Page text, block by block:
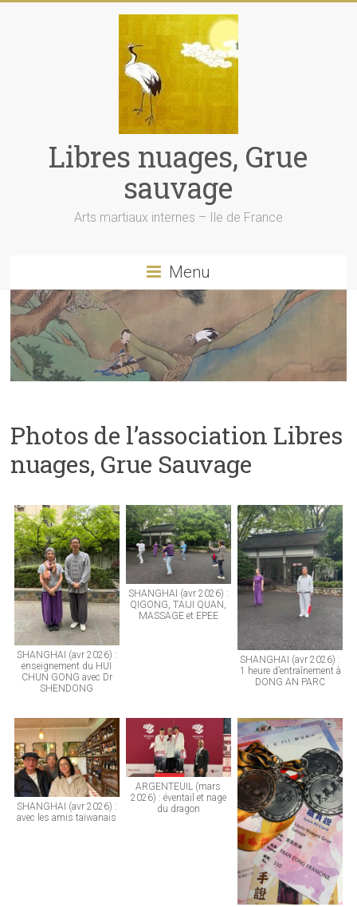
Libres nuages, Grue
sauvage
Arts martiaux internes – Ile de France
Menu
Photos de l’association Libres
nuages, Grue Sauvage
SHANGHAI (avr 2026) :
enseignement du HUI
CHUN GONG avec Dr
SHENDONG
SHANGHAI (avr 2026) :
QIGONG, TAIJI QUAN,
MASSAGE et EPEE
SHANGHAI (avr 2026) :
1 heure d’entraînement à
DONG AN PARC
SHANGHAI (avr 2026) :
avec les amis taïwanais
ARGENTEUIL (mars
2026) : éventail et nage
du dragon